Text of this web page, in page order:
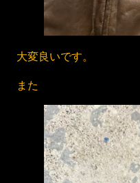
大変良いです。
また